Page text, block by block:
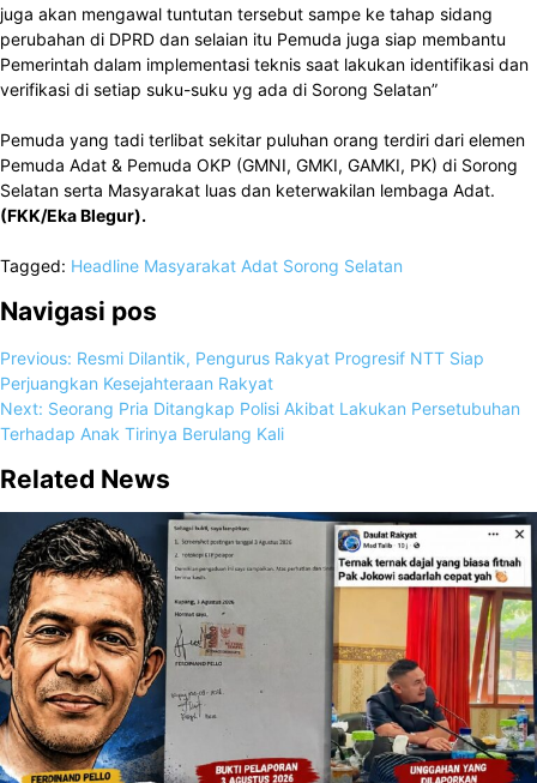
juga akan mengawal tuntutan tersebut sampe ke tahap sidang
perubahan di DPRD dan selaian itu Pemuda juga siap membantu
Pemerintah dalam implementasi teknis saat lakukan identifikasi dan
verifikasi di setiap suku-suku yg ada di Sorong Selatan”
Pemuda yang tadi terlibat sekitar puluhan orang terdiri dari elemen
Pemuda Adat & Pemuda OKP (GMNI, GMKI, GAMKI, PK) di Sorong
Selatan serta Masyarakat luas dan keterwakilan lembaga Adat.
(FKK/Eka Blegur).
Tagged: Headline Masyarakat Adat Sorong Selatan
Navigasi pos
Previous: Resmi Dilantik, Pengurus Rakyat Progresif NTT Siap
Perjuangkan Kesejahteraan Rakyat
Next: Seorang Pria Ditangkap Polisi Akibat Lakukan Persetubuhan
Terhadap Anak Tirinya Berulang Kali
Related News